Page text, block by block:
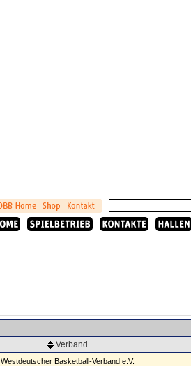
Verband
Westdeutscher Basketball-Verband e.V.